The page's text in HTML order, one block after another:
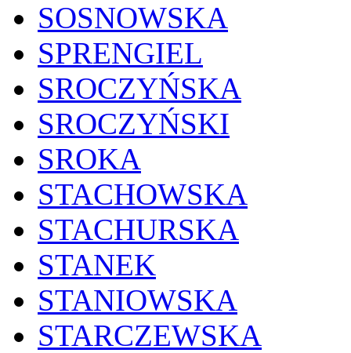
SOSNOWSKA
SPRENGIEL
SROCZYŃSKA
SROCZYŃSKI
SROKA
STACHOWSKA
STACHURSKA
STANEK
STANIOWSKA
STARCZEWSKA